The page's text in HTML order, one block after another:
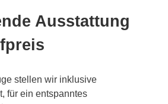
Ausstattung
stellen wir inklusive
für ein entspanntes